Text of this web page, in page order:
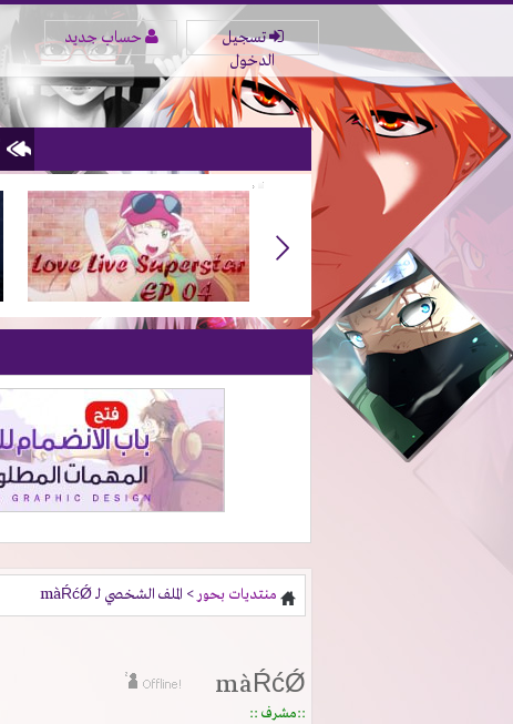
تسجيل
الدخول
حساب جديد
منتديات بحور > الملف الشخصي لـ màŔćǾ
màŔćǾ
::مشرف ::